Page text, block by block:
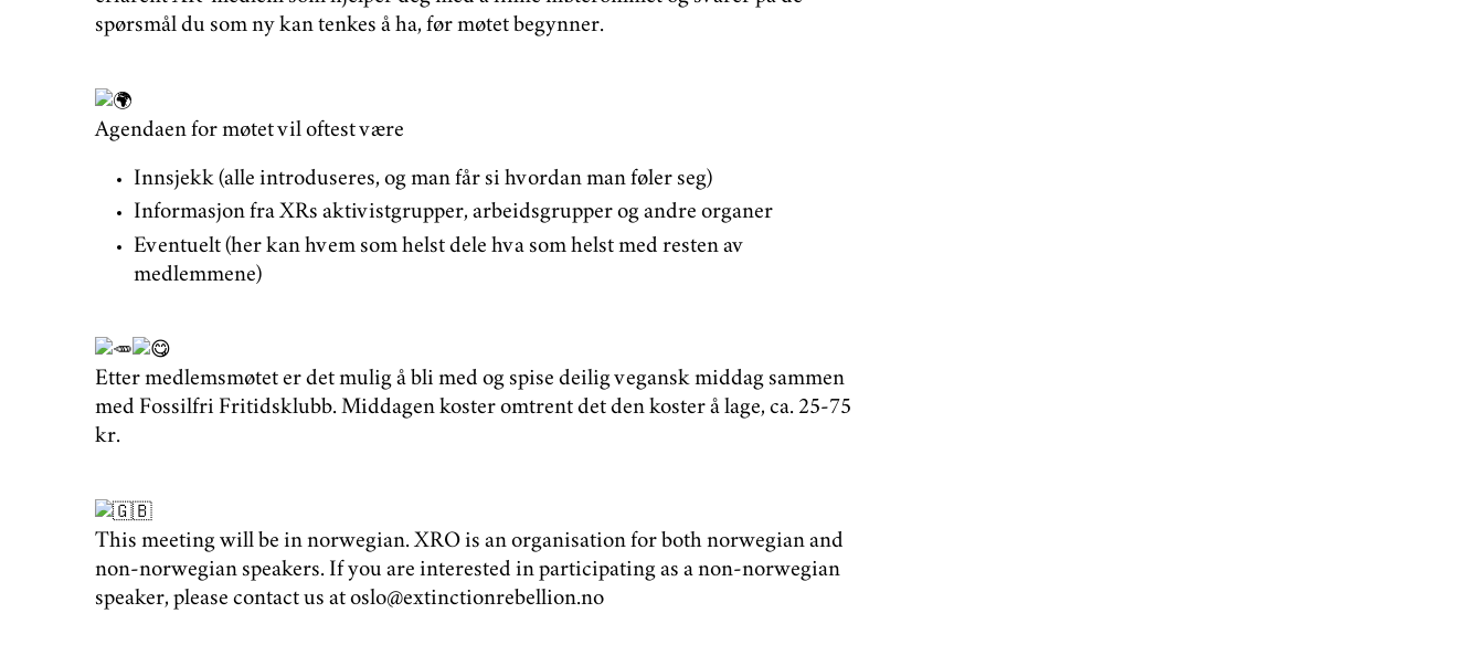
spørsmål du som ny kan tenkes å ha, før møtet begynner.
Agendaen for møtet vil oftest være
Innsjekk (alle introduseres, og man får si hvordan man føler seg)
Informasjon fra XRs aktivistgrupper, arbeidsgrupper og andre organer
Eventuelt (her kan hvem som helst dele hva som helst med resten av
medlemmene)
Etter medlemsmøtet er det mulig å bli med og spise deilig vegansk middag sammen
med Fossilfri Fritidsklubb. Middagen koster omtrent det den koster å lage, ca. 25-75
kr.
This meeting will be in norwegian. XRO is an organisation for both norwegian and
non-norwegian speakers. If you are interested in participating as a non-norwegian
speaker, please contact us at oslo@extinctionrebellion.no